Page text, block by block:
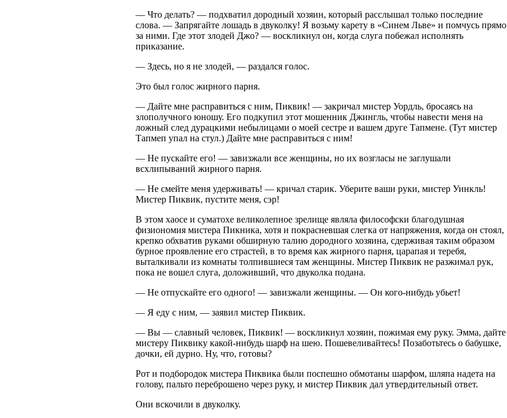
— Что делать? — подхватил дородный хозяин, который расслышал только последние
слова. — Запрягайте лошадь в двуколку! Я возьму карету в «Синем Льве» и помчусь прямо
за ними. Где этот злодей Джо? — воскликнул он, когда слуга побежал исполнять
приказание.
— Здесь, но я не злодей, — раздался голос.
Это был голос жирного парня.
— Дайте мне расправиться с ним, Пиквик! — закричал мистер Уордль, бросаясь на
злополучного юношу. Его подкупил этот мошенник Джингль, чтобы навести меня на
ложный след дурацкими небылицами о моей сестре и вашем друге Тапмене. (Тут мистер
Тапмеп упал на стул.) Дайте мне расправиться с ним!
— Не пускайте его! — завизжали все женщины, но их возгласы не заглушали
всхлипываний жирного парня.
— Не смейте меня удерживать! — кричал старик. Уберите ваши руки, мистер Уинкль!
Мистер Пиквик, пустите меня, сэр!
В этом хаосе и суматохе великолепное зрелище являла философски благодушная
физиономия мистера Пикника, хотя и покрасневшая слегка от напряжения, когда он стоял,
крепко обхватив руками обширную талию дородного хозяина, сдерживая таким образом
бурное проявление его страстей, в то время как жирного парня, царапая и теребя,
выталкивали из комнаты толпившиеся там женщины. Мистер Пиквик не разжимал рук,
пока не вошел слуга, доложивший, что двуколка подана.
— Не отпускайте его одного! — завизжали женщины. — Он кого-нибудь убьет!
— Я еду с ним, — заявил мистер Пиквик.
— Вы — славный человек, Пиквик! — воскликнул хозяин, пожимая ему руку. Эмма, дайте
мистеру Пиквику какой-нибудь шарф на шею. Пошевеливайтесь! Позаботьтесь о бабушке,
дочки, ей дурно. Ну, что, готовы?
Рот и подбородок мистера Пиквика были поспешно обмотаны шарфом, шляпа надета на
голову, пальто переброшено через руку, и мистер Пиквик дал утвердительный ответ.
Они вскочили в двуколку.